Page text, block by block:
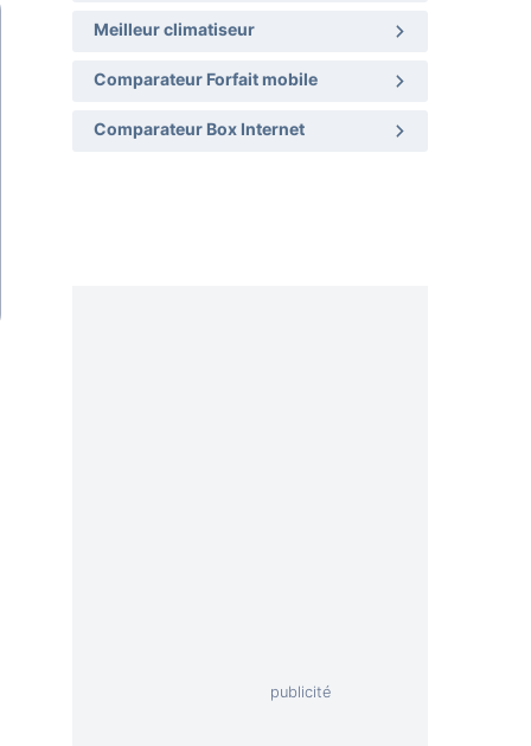
Meilleur climatiseur
Comparateur Forfait mobile
Comparateur Box Internet